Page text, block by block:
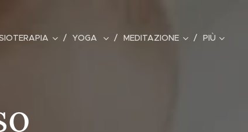
YOGA MEDITAZIONE PIÙ